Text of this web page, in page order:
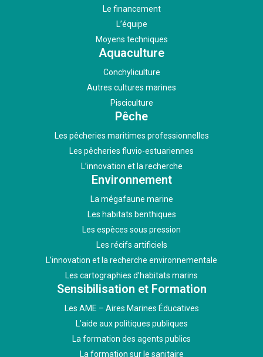
Le financement
L’équipe
Moyens techniques
Aquaculture
Conchyliculture
Autres cultures marines
Pisciculture
Pêche
Les pêcheries maritimes professionnelles
Les pêcheries fluvio-estuariennes
L’innovation et la recherche
Environnement
La mégafaune marine
Les habitats benthiques
Les espèces sous pression
Les récifs artificiels
L’innovation et la recherche environnementale
Les cartographies d’habitats marins
Sensibilisation et Formation
Les AME – Aires Marines Éducatives
L’aide aux politiques publiques
La formation des agents publics
La formation sur le sanitaire